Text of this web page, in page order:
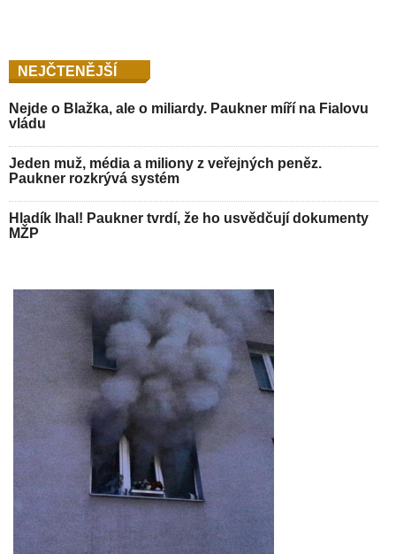
NEJČTENĚJŠÍ
Nejde o Blažka, ale o miliardy. Paukner míří na Fialovu
vládu
Jeden muž, média a miliony z veřejných peněz.
Paukner rozkrývá systém
Hladík lhal! Paukner tvrdí, že ho usvědčují dokumenty
MŽP